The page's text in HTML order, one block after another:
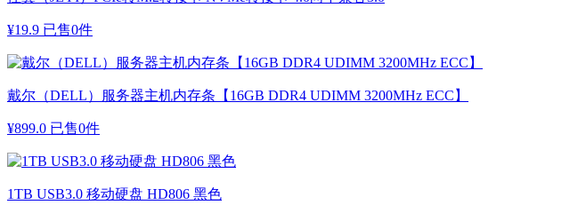
¥19.9 已售0件
戴尔（DELL）服务器主机内存条【16GB DDR4 UDIMM 3200MHz ECC】
¥899.0 已售0件
1TB USB3.0 移动硬盘 HD806 黑色